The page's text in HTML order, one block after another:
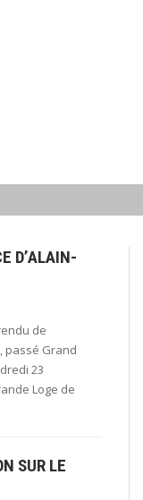
D’ALAIN-
de
passé Grand
23
Loge de
SUR LE